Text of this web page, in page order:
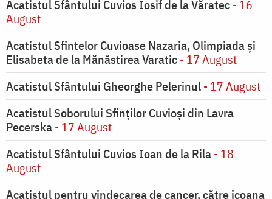
Acatistul Sfântului Cuvios Iosif de la Văratec- 16
August
Acatistul Sfintelor Cuvioase Nazaria, Olimpiada și
Elisabeta de la Mănăstirea Varatic- 17 August
Acatistul Sfântului Gheorghe Pelerinul- 17 August
Acatistul Soborului Sfinților Cuvioși din Lavra
Pecerska- 17 August
Acatistul Sfântului Cuvios Ioan de la Rila- 18
August
Acatistul pentru vindecarea de cancer, către icoana